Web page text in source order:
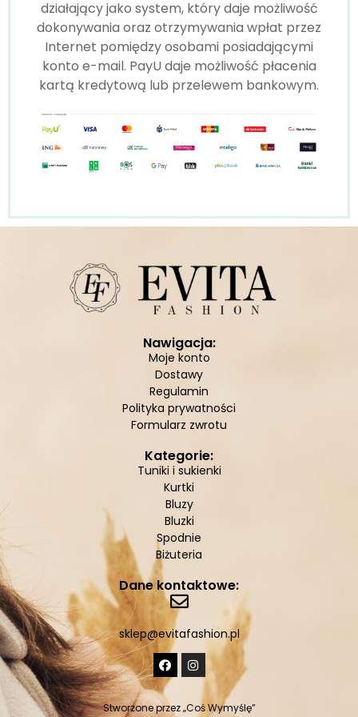
działający jako system, który daje możliwość
dokonywania oraz otrzymywania wpłat przez
Internet pomiędzy osobami posiadającymi
konto e-mail. PayU daje możliwość płacenia
kartą kredytową lub przelewem bankowym.
Nawigacja:
Moje konto
Dostawy
Regulamin
Polityka prywatności
Formularz zwrotu
Kategorie:
Tuniki i sukienki
Kurtki
Bluzy
Bluzki
Spodnie
Biżuteria
Dane kontaktowe:
sklep@evitafashion.pl
Stworzone przez„Coś Wymyślę”